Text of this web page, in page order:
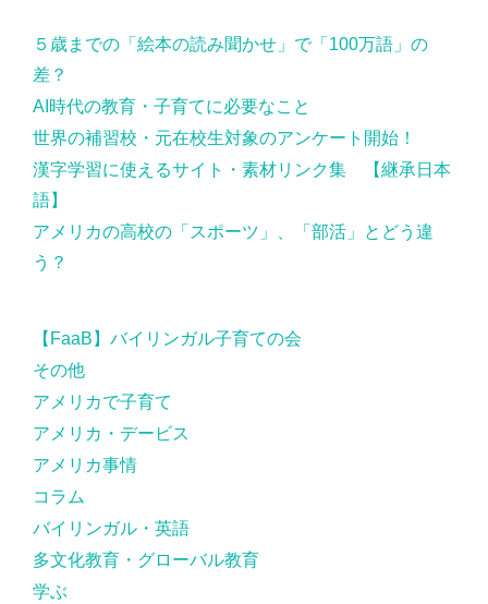
５歳までの「絵本の読み聞かせ」で「100万語」の
差？
AI時代の教育・子育てに必要なこと
世界の補習校・元在校生対象のアンケート開始！
漢字学習に使えるサイト・素材リンク集 【継承日本
語】
アメリカの高校の「スポーツ」、「部活」とどう違
う？
【FaaB】バイリンガル子育ての会
その他
アメリカで子育て
アメリカ・デービス
アメリカ事情
コラム
バイリンガル・英語
多文化教育・グローバル教育
学ぶ